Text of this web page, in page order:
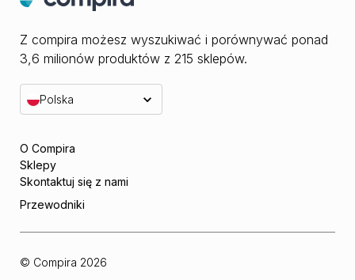
Z compira możesz wyszukiwać i porównywać ponad
3,6 milionów produktów z 215 sklepów.
Polska
O Compira
Sklepy
Skontaktuj się z nami
Przewodniki
© Compira 2026